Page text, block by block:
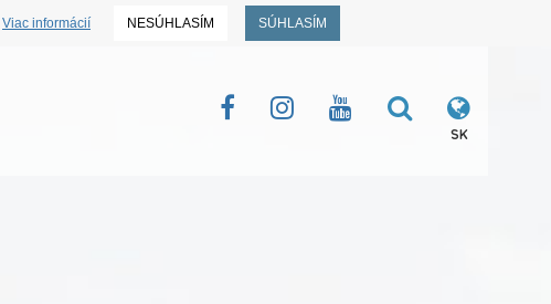
Viac informácií NESÚHLASÍM SÚHLASÍM
SK